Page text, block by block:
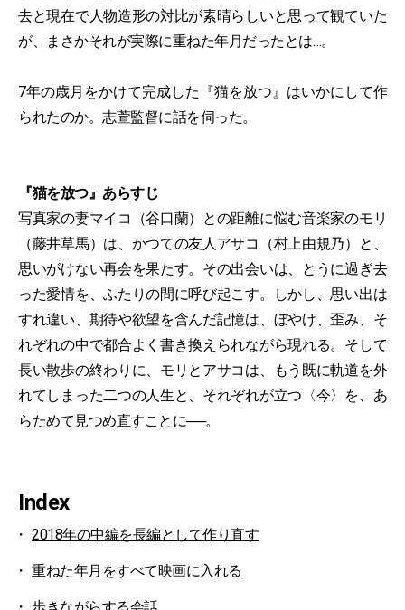
去と現在で人物造形の対比が素晴らしいと思って観ていた
が、まさかそれが実際に重ねた年月だったとは…。
7年の歳月をかけて完成した『猫を放つ』はいかにして作
られたのか。志萱監督に話を伺った。
『猫を放つ』あらすじ
写真家の妻マイコ（谷口蘭）との距離に悩む音楽家のモリ
（藤井草馬）は、かつての友人アサコ（村上由規乃）と、
思いがけない再会を果たす。その出会いは、とうに過ぎ去
った愛情を、ふたりの間に呼び起こす。しかし、思い出は
すれ違い、期待や欲望を含んだ記憶は、ぼやけ、歪み、そ
れぞれの中で都合よく書き換えられながら現れる。そして
長い散歩の終わりに、モリとアサコは、もう既に軌道を外
れてしまった二つの人生と、それぞれが立つ〈今〉を、あ
らためて見つめ直すことに──。
Index
2018年の中編を長編として作り直す
重ねた年月をすべて映画に入れる